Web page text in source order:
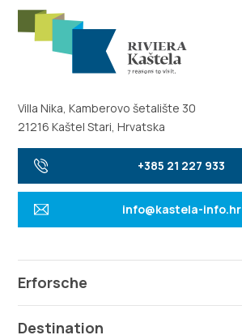
Villa Nika, Kamberovo šetalište 30
21216 Kaštel Stari, Hrvatska
+385 21 227 933
info@kastela-info.hr
Erforsche
Destination